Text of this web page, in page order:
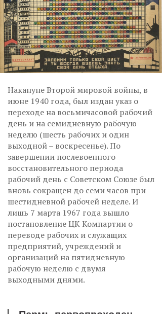
Накануне Второй мировой войны, в
июне 1940 года, был издан указ о
переходе на восьмичасовой рабочий
день и на семидневную рабочую
неделю (шесть рабочих и один
выходной – воскресенье). По
завершении послевоенного
восстановительного периода
рабочий день с Советском Союзе был
вновь сокращен до семи часов при
шестидневной рабочей неделе. И
лишь 7 марта 1967 года вышло
постановление ЦК Компартии о
переводе рабочих и служащих
предприятий, учреждений и
организаций на пятидневную
рабочую неделю с двумя
выходными днями.